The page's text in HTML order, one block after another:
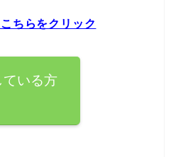
ちらをクリック
いる方